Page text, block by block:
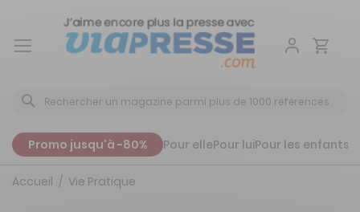
Aller
Promo jusqu'à -80% Pour ellePour luiPour les enfants
Accueil Vie Pratique